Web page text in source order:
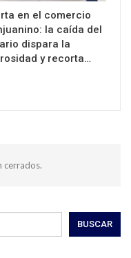
en el comercio
la caída del
dispara la
y recorta…
cerrados.
BUSCAR